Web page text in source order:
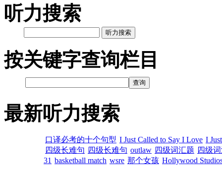
听力搜索
听力搜索
按关键字查询栏目
最新听力搜索
口译必考的十个句型 I Just Called to Say I Love I
四级长难句 四级长难句 outlaw 四级词汇题 四级
31 basketball match wsre 那个女孩 Hollywood